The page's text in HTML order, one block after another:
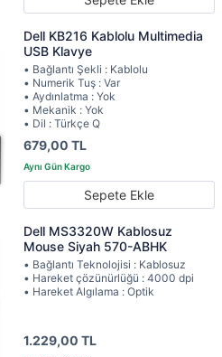
Dell KB216 Kablolu Multimedia
USB Klavye
• Bağlantı Şekli : Kablolu
• Numerik Tuş : Var
• Aydınlatma : Yok
• Mekanik : Yok
• Dil : Türkçe Q
679,00 TL
Sepete Ekle
Dell MS3320W Kablosuz
Mouse Siyah 570-ABHK
• Bağlantı Teknolojisi : Kablosuz
• Hareket çözünürlüğü : 4000 dpi
• Hareket Algılama : Optik
1.229,00 TL